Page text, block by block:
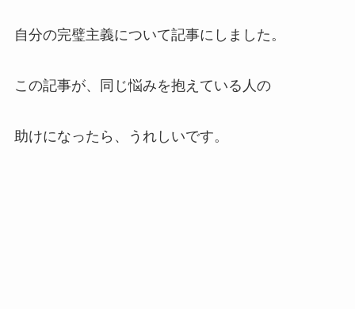
自分の完璧主義について記事にしました。
この記事が、同じ悩みを抱えている人の
助けになったら、うれしいです。